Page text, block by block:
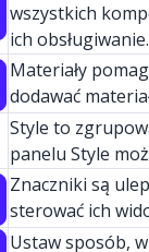
wszystkich
ich obsługiwanie.
Materiały
dodawać
Style to
panelu Style
Znaczniki są
sterować ich
Ustaw sposób,